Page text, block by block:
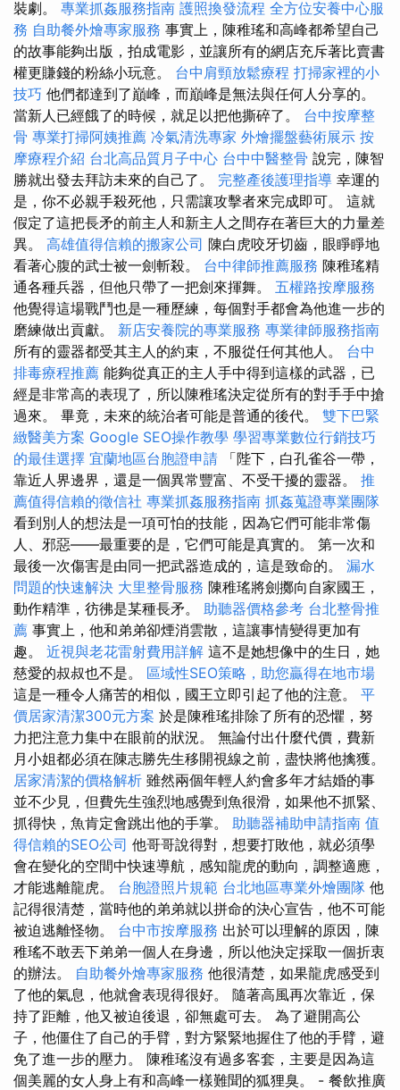
裝劇。 專業抓姦服務指南 護照換發流程 全方位安養中心服
務 自助餐外燴專家服務 事實上，陳稚瑤和高峰都希望自己
的故事能夠出版，拍成電影，並讓所有的網店充斥著比賣書
權更賺錢的粉絲小玩意。 台中肩頸放鬆療程 打掃家裡的小
技巧 他們都達到了巔峰，而巔峰是無法與任何人分享的。
當新人已經餓了的時候，就足以把他撕碎了。 台中按摩整
骨 專業打掃阿姨推薦 冷氣清洗專家 外燴擺盤藝術展示 按
摩療程介紹 台北高品質月子中心 台中中醫整骨 說完，陳智
勝就出發去拜訪未來的自己了。 完整產後護理指導 幸運的
是，你不必親手殺死他，只需讓攻擊者來完成即可。 這就
假定了這把長矛的前主人和新主人之間存在著巨大的力量差
異。 高雄值得信賴的搬家公司 陳白虎咬牙切齒，眼睜睜地
看著心腹的武士被一劍斬殺。 台中律師推薦服務 陳稚瑤精
通各種兵器，但他只帶了一把劍來揮舞。 五權路按摩服務
他覺得這場戰鬥也是一種歷練，每個對手都會為他進一步的
磨練做出貢獻。 新店安養院的專業服務 專業律師服務指南
所有的靈器都受其主人的約束，不服從任何其他人。 台中
排毒療程推薦 能夠從真正的主人手中得到這樣的武器，已
經是非常高的表現了，所以陳稚瑤決定從所有的對手手中搶
過來。 畢竟，未來的統治者可能是普通的後代。 雙下巴緊
緻醫美方案 Google SEO操作教學 學習專業數位行銷技巧
的最佳選擇 宜蘭地區台胞證申請 「陛下，白孔雀谷一帶，
靠近人界邊界，還是一個異常豐富、不受干擾的靈器。 推
薦值得信賴的徵信社 專業抓姦服務指南 抓姦蒐證專業團隊
看到別人的想法是一項可怕的技能，因為它們可能非常傷
人、邪惡——最重要的是，它們可能是真實的。 第一次和
最後一次傷害是由同一把武器造成的，這是致命的。 漏水
問題的快速解決 大里整骨服務 陳稚瑤將劍擲向自家國王，
動作精準，彷彿是某種長矛。 助聽器價格參考 台北整骨推
薦 事實上，他和弟弟卻煙消雲散，這讓事情變得更加有
趣。 近視與老花雷射費用詳解 這不是她想像中的生日，她
慈愛的叔叔也不是。 區域性SEO策略，助您贏得在地市場
這是一種令人痛苦的相似，國王立即引起了他的注意。 平
價居家清潔300元方案 於是陳稚瑤排除了所有的恐懼，努
力把注意力集中在眼前的狀況。 無論付出什麼代價，費新
月小姐都必須在陳志勝先生移開視線之前，盡快將他擒獲。
居家清潔的價格解析 雖然兩個年輕人約會多年才結婚的事
並不少見，但費先生強烈地感覺到魚很滑，如果他不抓緊、
抓得快，魚肯定會跳出他的手掌。 助聽器補助申請指南 值
得信賴的SEO公司 他哥哥說得對，想要打敗他，就必須學
會在變化的空間中快速導航，感知龍虎的動向，調整適應，
才能逃離龍虎。 台胞證照片規範 台北地區專業外燴團隊 他
記得很清楚，當時他的弟弟就以拼命的決心宣告，他不可能
被迫逃離怪物。 台中市按摩服務 出於可以理解的原因，陳
稚瑤不敢丟下弟弟一個人在身邊，所以他決定採取一個折衷
的辦法。 自助餐外燴專家服務 他很清楚，如果龍虎感受到
了他的氣息，他就會表現得很好。 隨著高風再次靠近，保
持了距離，他又被迫後退，卻無處可去。 為了避開高公
子，他僵住了自己的手臂，對方緊緊地握住了他的手臂，避
免了進一步的壓力。 陳稚瑤沒有過多客套，主要是因為這
個美麗的女人身上有和高峰一樣難聞的狐狸臭。 - 餐飲推廣